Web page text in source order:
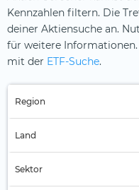
Kennzahlen filtern. Die
deiner Aktiensuche an.
für weitere Informationen.
mit der ETF-Suche.
Region
Pazifik (3)
Land
Land (Alle)
Sektor